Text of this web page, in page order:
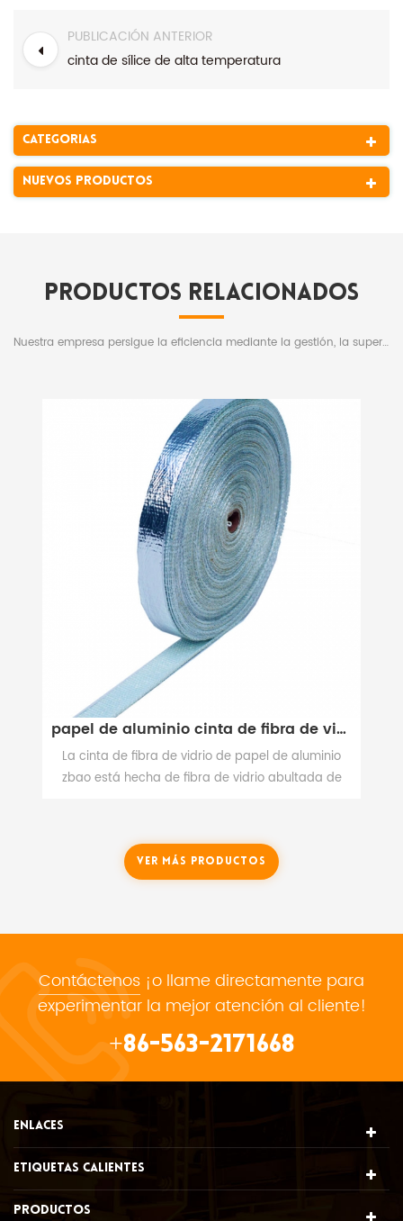
PUBLICACIÓN ANTERIOR
cinta de sílice de alta temperatura
Categorias
Nuevos Productos
Productos relacionados
Nuestra empresa persigue la eficiencia mediante la gestión, la supervivencia mediante la calidad y el desarrollo mediante la reputación, y mejora activamente la calidad y los valores de los productos, adhiriéndose a la filosofía empresarial orientada al cliente y beneficiosa para todos.
papel de aluminio cinta de fibra de vidrio
La cinta de fibra de vidrio de papel de aluminio
zbao está hecha de fibra de vidrio abultada de
calor radiante al reflejar el 90% del calor que entra
en contacto con su superficie.
Ver Más Productos
Contáctenos ¡o llame directamente para
experimentar la mejor atención al cliente!
+86-563-2171668
ENLACES
ETIQUETAS CALIENTES
PRODUCTOS